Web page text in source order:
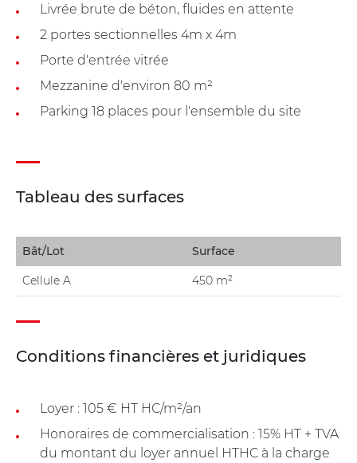
Livrée brute de béton, fluides en attente
2 portes sectionnelles 4m x 4m
Porte d'entrée vitrée
Mezzanine d'environ 80 m²
Parking 18 places pour l'ensemble du site
Tableau des surfaces
Bât/Lot Surface
Cellule A 450 m²
Conditions financières et juridiques
Loyer : 105 € HT HC/m²/an
Honoraires de commercialisation : 15% HT + TVA
du montant du loyer annuel HTHC à la charge